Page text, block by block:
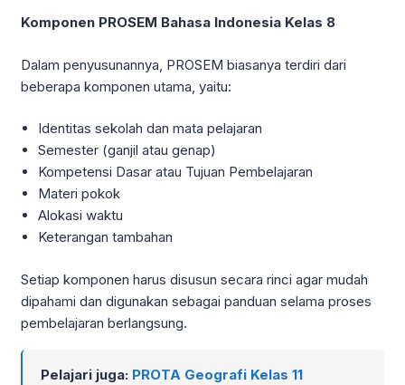
Komponen PROSEM Bahasa Indonesia Kelas 8
Dalam penyusunannya, PROSEM biasanya terdiri dari
beberapa komponen utama, yaitu:
Identitas sekolah dan mata pelajaran
Semester (ganjil atau genap)
Kompetensi Dasar atau Tujuan Pembelajaran
Materi pokok
Alokasi waktu
Keterangan tambahan
Setiap komponen harus disusun secara rinci agar mudah
dipahami dan digunakan sebagai panduan selama proses
pembelajaran berlangsung.
Pelajari juga: PROTA Geografi Kelas 11